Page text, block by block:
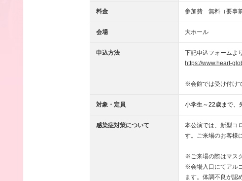
料金 参加費 無料（要事前
会場 大ホール
申込方法
下記申込フォームよ
https://www.heart-
※会館では受け付け
対象・定員 小学生～22歳まで、
感染症対策について
本公演では、新型コ
す。ご来場のお客様
※ご来場の際はマス
※会場入口にてアル
ます。体調不良が認